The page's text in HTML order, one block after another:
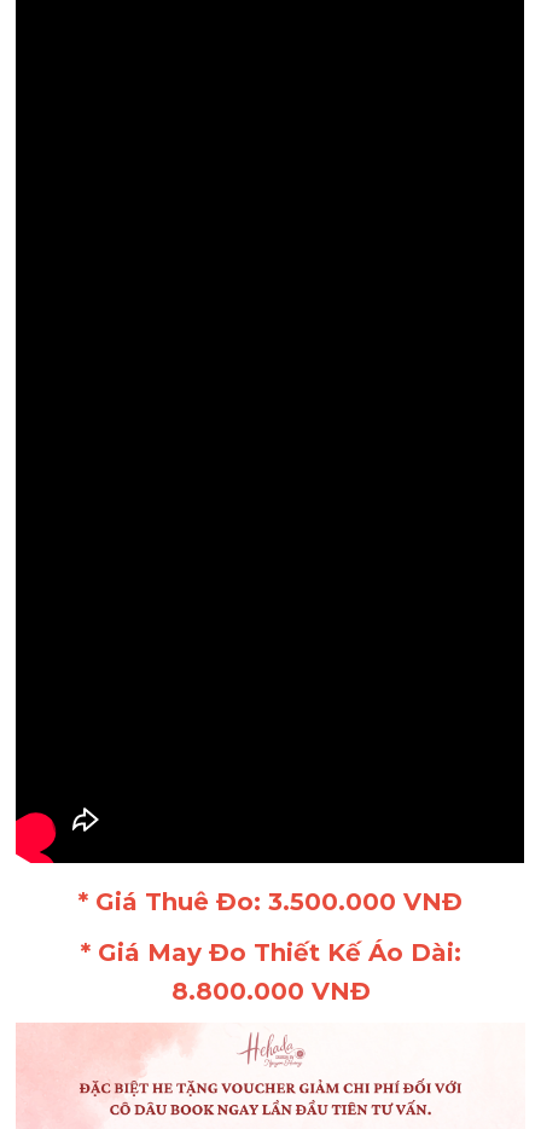
* Giá Thuê Đo: 3.500.000 VNĐ
* Giá May Đo Thiết Kế Áo Dài:
8.800.000 VNĐ